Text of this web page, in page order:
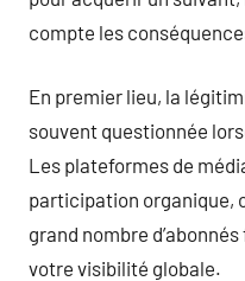
compte les
En premier lieu, la
souvent questionnée
Les plateformes de
participation organique,
grand nombre
votre visibilité globale.